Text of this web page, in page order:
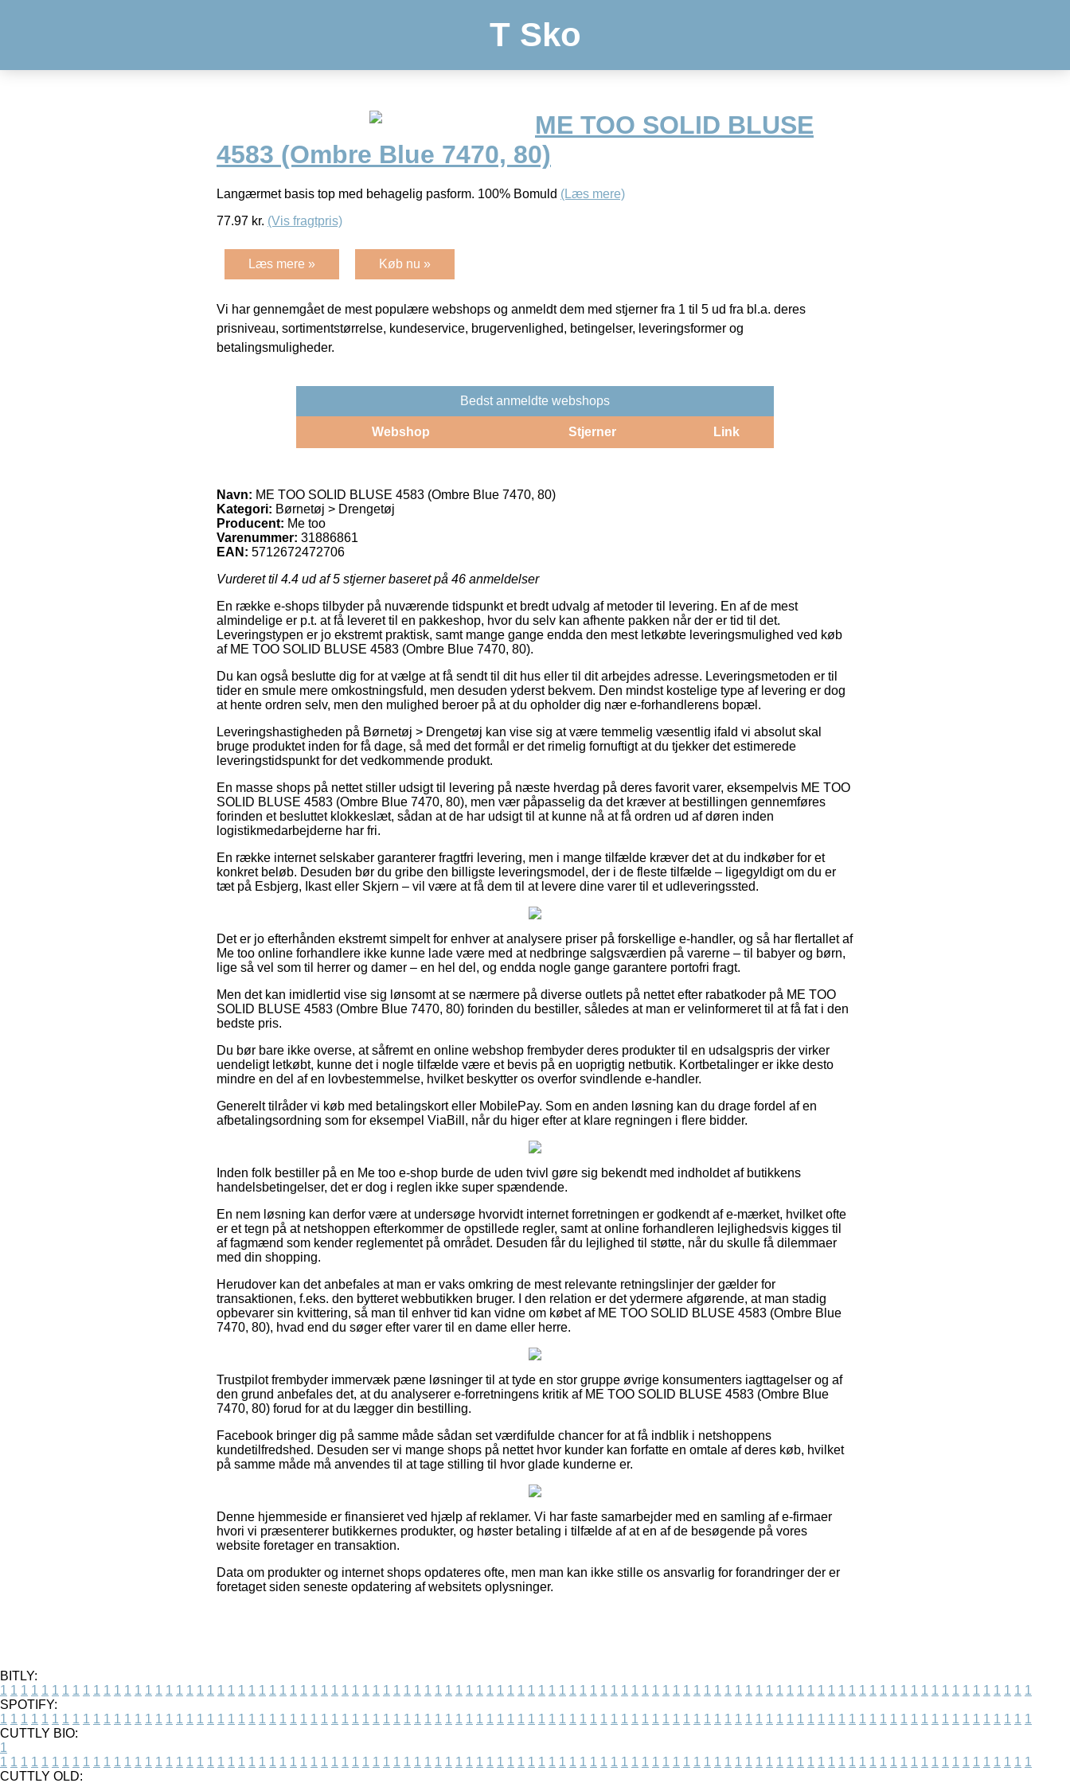
T Sko
ME TOO SOLID BLUSE
4583 (Ombre Blue 7470, 80)
Langærmet basis top med behagelig pasform. 100% Bomuld (Læs mere)
77.97 kr. (Vis fragtpris)
Læs mere » Køb nu »
Vi har gennemgået de mest populære webshops og anmeldt dem med stjerner fra 1 til 5 ud fra bl.a. deres
prisniveau, sortimentstørrelse, kundeservice, brugervenlighed, betingelser, leveringsformer og
betalingsmuligheder.
Bedst anmeldte webshops
Webshop Stjerner Link
Navn: ME TOO SOLID BLUSE 4583 (Ombre Blue 7470, 80)
Kategori: Børnetøj > Drengetøj
Producent: Me too
Varenummer: 31886861
EAN: 5712672472706
Vurderet til 4.4 ud af 5 stjerner baseret på 46 anmeldelser
En række e-shops tilbyder på nuværende tidspunkt et bredt udvalg af metoder til levering. En af de mest
almindelige er p.t. at få leveret til en pakkeshop, hvor du selv kan afhente pakken når der er tid til det.
Leveringstypen er jo ekstremt praktisk, samt mange gange endda den mest letkøbte leveringsmulighed ved køb
af ME TOO SOLID BLUSE 4583 (Ombre Blue 7470, 80).
Du kan også beslutte dig for at vælge at få sendt til dit hus eller til dit arbejdes adresse. Leveringsmetoden er til
tider en smule mere omkostningsfuld, men desuden yderst bekvem. Den mindst kostelige type af levering er dog
at hente ordren selv, men den mulighed beroer på at du opholder dig nær e-forhandlerens bopæl.
Leveringshastigheden på Børnetøj > Drengetøj kan vise sig at være temmelig væsentlig ifald vi absolut skal
bruge produktet inden for få dage, så med det formål er det rimelig fornuftigt at du tjekker det estimerede
leveringstidspunkt for det vedkommende produkt.
En masse shops på nettet stiller udsigt til levering på næste hverdag på deres favorit varer, eksempelvis ME TOO
SOLID BLUSE 4583 (Ombre Blue 7470, 80), men vær påpasselig da det kræver at bestillingen gennemføres
forinden et besluttet klokkeslæt, sådan at de har udsigt til at kunne nå at få ordren ud af døren inden
logistikmedarbejderne har fri.
En række internet selskaber garanterer fragtfri levering, men i mange tilfælde kræver det at du indkøber for et
konkret beløb. Desuden bør du gribe den billigste leveringsmodel, der i de fleste tilfælde – ligegyldigt om du er
tæt på Esbjerg, Ikast eller Skjern – vil være at få dem til at levere dine varer til et udleveringssted.
Det er jo efterhånden ekstremt simpelt for enhver at analysere priser på forskellige e-handler, og så har flertallet af
Me too online forhandlere ikke kunne lade være med at nedbringe salgsværdien på varerne – til babyer og børn,
lige så vel som til herrer og damer – en hel del, og endda nogle gange garantere portofri fragt.
Men det kan imidlertid vise sig lønsomt at se nærmere på diverse outlets på nettet efter rabatkoder på ME TOO
SOLID BLUSE 4583 (Ombre Blue 7470, 80) forinden du bestiller, således at man er velinformeret til at få fat i den
bedste pris.
Du bør bare ikke overse, at såfremt en online webshop frembyder deres produkter til en udsalgspris der virker
uendeligt letkøbt, kunne det i nogle tilfælde være et bevis på en uoprigtig netbutik. Kortbetalinger er ikke desto
mindre en del af en lovbestemmelse, hvilket beskytter os overfor svindlende e-handler.
Generelt tilråder vi køb med betalingskort eller MobilePay. Som en anden løsning kan du drage fordel af en
afbetalingsordning som for eksempel ViaBill, når du higer efter at klare regningen i flere bidder.
Inden folk bestiller på en Me too e-shop burde de uden tvivl gøre sig bekendt med indholdet af butikkens
handelsbetingelser, det er dog i reglen ikke super spændende.
En nem løsning kan derfor være at undersøge hvorvidt internet forretningen er godkendt af e-mærket, hvilket ofte
er et tegn på at netshoppen efterkommer de opstillede regler, samt at online forhandleren lejlighedsvis kigges til
af fagmænd som kender reglementet på området. Desuden får du lejlighed til støtte, når du skulle få dilemmaer
med din shopping.
Herudover kan det anbefales at man er vaks omkring de mest relevante retningslinjer der gælder for
transaktionen, f.eks. den bytteret webbutikken bruger. I den relation er det ydermere afgørende, at man stadig
opbevarer sin kvittering, så man til enhver tid kan vidne om købet af ME TOO SOLID BLUSE 4583 (Ombre Blue
7470, 80), hvad end du søger efter varer til en dame eller herre.
Trustpilot frembyder immervæk pæne løsninger til at tyde en stor gruppe øvrige konsumenters iagttagelser og af
den grund anbefales det, at du analyserer e-forretningens kritik af ME TOO SOLID BLUSE 4583 (Ombre Blue
7470, 80) forud for at du lægger din bestilling.
Facebook bringer dig på samme måde sådan set værdifulde chancer for at få indblik i netshoppens
kundetilfredshed. Desuden ser vi mange shops på nettet hvor kunder kan forfatte en omtale af deres køb, hvilket
på samme måde må anvendes til at tage stilling til hvor glade kunderne er.
Denne hjemmeside er finansieret ved hjælp af reklamer. Vi har faste samarbejder med en samling af e-firmaer
hvori vi præsenterer butikkernes produkter, og høster betaling i tilfælde af at en af de besøgende på vores
website foretager en transaktion.
Data om produkter og internet shops opdateres ofte, men man kan ikke stille os ansvarlig for forandringer der er
foretaget siden seneste opdatering af websitets oplysninger.
BITLY:
1 1 1 1 1 1 1 1 1 1 1 1 1 1 1 1 1 1 1 1 1 1 1 1 1 1 1 1 1 1 1 1 1 1 1 1 1 1 1 1 1 1 1 1 1 1 1 1 1 1 1 1 1 1 1 1 1 1 1 1 1 1 1 1 1 1 1 1 1 1 1 1 1 1 1 1 1 1 1 1 1 1 1 1 1 1 1 1 1 1 1 1 1 1 1 1 1 1 1 1
SPOTIFY:
1 1 1 1 1 1 1 1 1 1 1 1 1 1 1 1 1 1 1 1 1 1 1 1 1 1 1 1 1 1 1 1 1 1 1 1 1 1 1 1 1 1 1 1 1 1 1 1 1 1 1 1 1 1 1 1 1 1 1 1 1 1 1 1 1 1 1 1 1 1 1 1 1 1 1 1 1 1 1 1 1 1 1 1 1 1 1 1 1 1 1 1 1 1 1 1 1 1 1 1
CUTTLY BIO:
1
1 1 1 1 1 1 1 1 1 1 1 1 1 1 1 1 1 1 1 1 1 1 1 1 1 1 1 1 1 1 1 1 1 1 1 1 1 1 1 1 1 1 1 1 1 1 1 1 1 1 1 1 1 1 1 1 1 1 1 1 1 1 1 1 1 1 1 1 1 1 1 1 1 1 1 1 1 1 1 1 1 1 1 1 1 1 1 1 1 1 1 1 1 1 1 1 1 1 1 1
CUTTLY OLD: